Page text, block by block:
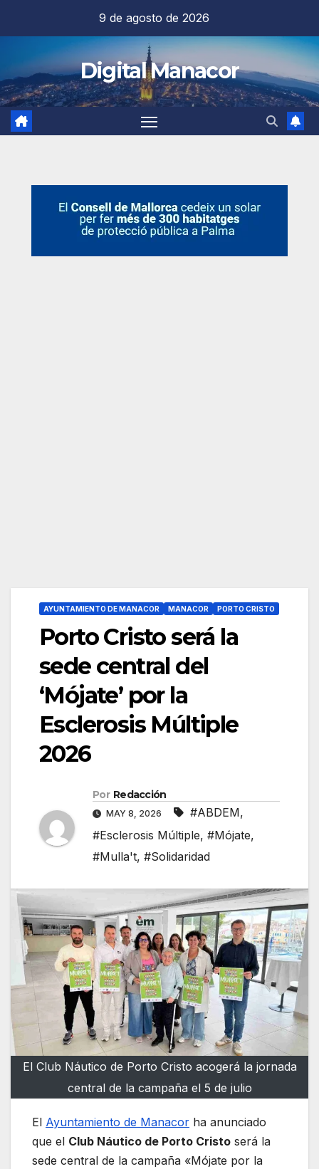
contenido
9 de agosto de 2026
Digital Manacor
AYUNTAMIENTO DE MANACOR MANACOR PORTO CRISTO
Porto Cristo será la
sede central del
‘Mójate’ por la
Esclerosis Múltiple
2026
Por Redacción
MAY 8, 2026 #ABDEM,
#Esclerosis Múltiple, #Mójate,
#Mulla't, #Solidaridad
El Club Náutico de Porto Cristo acogerá la jornada
central de la campaña el 5 de julio
El Ayuntamiento de Manacor ha anunciado
que el Club Náutico de Porto Cristo será la
sede central de la campaña «Mójate por la